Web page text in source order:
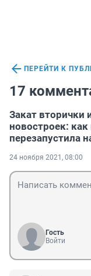
ПЕРЕЙТИ К
17
Закат вторички
новостроек:
перезапустила
24 ноября 2021, 08:00
Гость
Войти